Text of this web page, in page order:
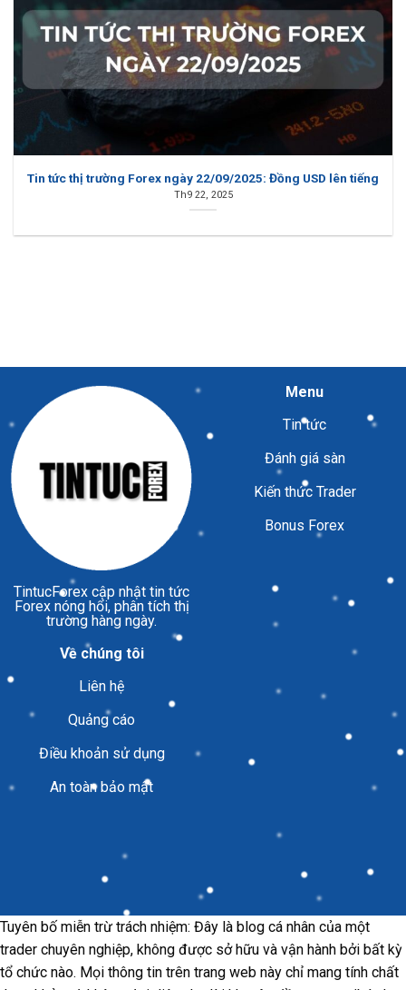
Tin tức thị trường Forex ngày 22/09/2025: Đồng USD lên tiếng
Th9 22, 2025
TintucForex cập nhật tin tức
Forex nóng hổi, phân tích thị
trường hàng ngày.
Menu
Tin tức
Đánh giá sàn
Kiến thức Trader
Bonus Forex
Về chúng tôi
Liên hệ
Quảng cáo
Điều khoản sử dụng
An toàn bảo mật
Tuyên bố miễn trừ trách nhiệm: Đây là blog cá nhân của một
trader chuyên nghiệp, không được sở hữu và vận hành bởi bất kỳ
tổ chức nào. Mọi thông tin trên trang web này chỉ mang tính chất